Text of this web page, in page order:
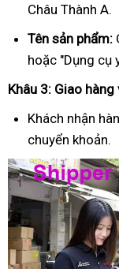
Châu Thành A.
Tên sản phẩm:
hoặc "Dụng cụ
Khâu 3: Giao
Khách nhận
chuyển khoản.